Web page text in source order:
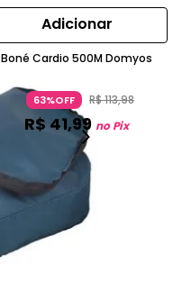
Adicionar
Boné Cardio 500M Domyos
63%OFF R$113,98
R$ 41,99 no Pix